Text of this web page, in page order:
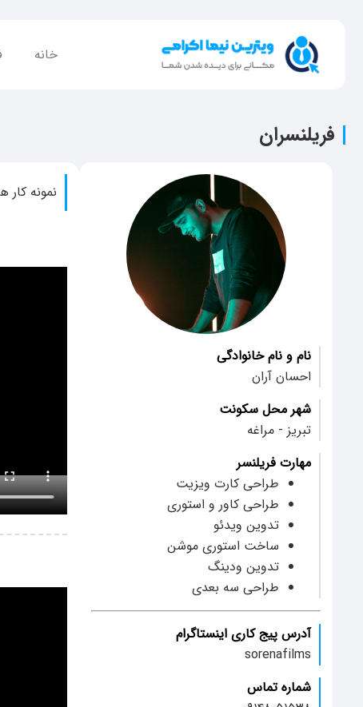
خانه
فریلنسران
نام و نام خانوادگی
احسان آران
شهر محل سکونت
تبریز - مراغه
مهارت فریلنسر
طراحی کارت ویزیت
طراحی کاور و استوری
تدوین ویدئو
ساخت استوری موشن
تدوین ودینگ
طراحی سه بعدی
آدرس پیج کاری اینستاگرام
sorenafilms
شماره تماس
نمونه کار